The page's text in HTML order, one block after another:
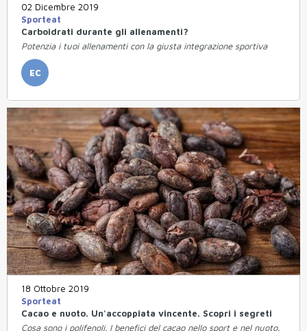
02 Dicembre 2019
Sporteat
Carboidrati durante gli allenamenti?
Potenzia i tuoi allenamenti con la giusta integrazione sportiva
EC
18 Ottobre 2019
Sporteat
Cacao e nuoto. Un'accoppiata vincente. Scopri i segreti
Cosa sono i polifenoli. I benefici del cacao nello sport e nel nuoto.